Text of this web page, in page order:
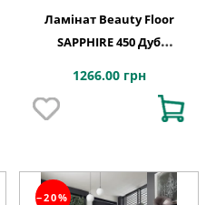
Ламінат Beauty Floor
SAPPHIRE 450 Дуб
1266.00 грн
−20%